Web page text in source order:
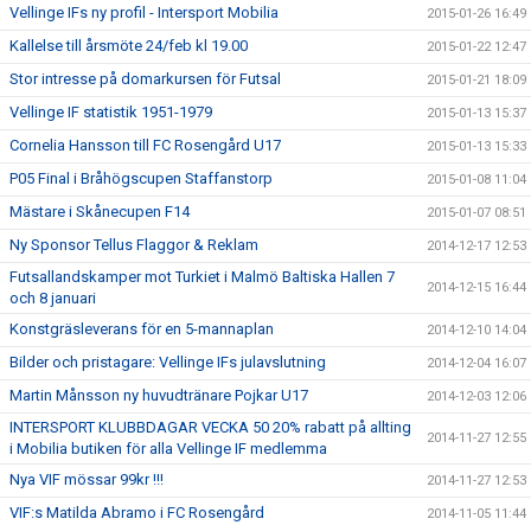
Vellinge IFs ny profil - Intersport Mobilia 2015-01-26 16:49
Kallelse till årsmöte 24/feb kl 19.00 2015-01-22 12:47
Stor intresse på domarkursen för Futsal 2015-01-21 18:09
Vellinge IF statistik 1951-1979 2015-01-13 15:37
Cornelia Hansson till FC Rosengård U17 2015-01-13 15:33
P05 Final i Bråhögscupen Staffanstorp 2015-01-08 11:04
Mästare i Skånecupen F14 2015-01-07 08:51
Ny Sponsor Tellus Flaggor & Reklam 2014-12-17 12:53
Futsallandskamper mot Turkiet i Malmö Baltiska Hallen 7
och 8 januari
2014-12-15 16:44
Konstgräsleverans för en 5-mannaplan 2014-12-10 14:04
Bilder och pristagare: Vellinge IFs julavslutning 2014-12-04 16:07
Martin Månsson ny huvudtränare Pojkar U17 2014-12-03 12:06
INTERSPORT KLUBBDAGAR VECKA 50 20% rabatt på allting
i Mobilia butiken för alla Vellinge IF medlemma
2014-11-27 12:55
Nya VIF mössar 99kr !!! 2014-11-27 12:53
VIF:s Matilda Abramo i FC Rosengård 2014-11-05 11:44